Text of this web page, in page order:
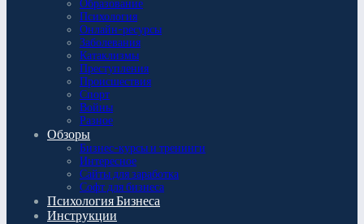
Образование
Психология
Онлайн-ресурсы
Заболевания
Катаклизмы
Преступления
Происшествия
Спорт
Войны
Разное
Обзоры
Бизнес-курсы и тренинги
Интересное
Сайты для заработка
Софт для бизнеса
Психология Бизнеса
Инструкции